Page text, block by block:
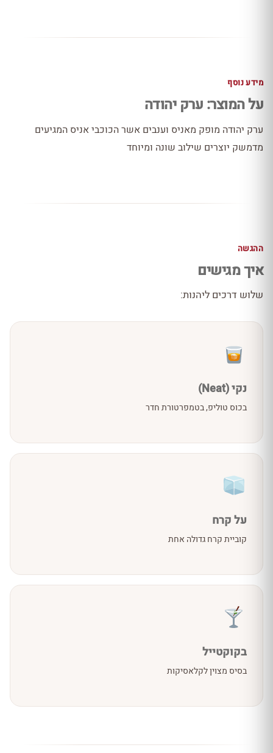
מידע נוסף
על המוצר: ערק יהודה
ערק יהודה מופק מאניס וענבים אשר הכוכבי אניס המגיעים
מדמשק יוצרים שילוב שונה ומיוחד
ההגשה
איך מגישים
שלוש דרכים ליהנות:
נקי (Neat)
בכוס טוליפ, בטמפרטורת חדר
על קרח
קוביית קרח גדולה אחת
בקוקטייל
בסיס מצוין לקלאסיקות